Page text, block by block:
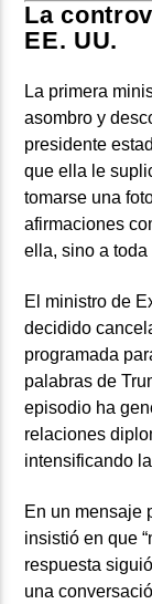
La
EE. UU.
La primera
asombro y
presidente
que ella le
tomarse una
afirmaciones
ella, sino a toda
El ministro de
decidido
programada
palabras de
episodio ha
relaciones
intensificando
En un mensaje
insistió en que
respuesta
una